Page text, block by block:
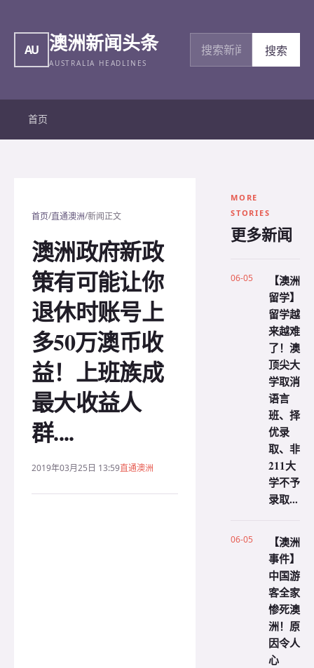
AU 澳洲新闻头条
AUSTRALIA HEADLINES
搜索新闻
搜索
首页
首页/直通澳洲/新闻正文
澳洲政府新政
策有可能让你
退休时账号上
多50万澳币收
益！上班族成
最大收益人
群....
2019年03月25日 13:59直通澳洲
MORE
STORIES
更多新闻
06-05
【澳洲
留学】
留学越
来越难
了！澳
顶尖大
学取消
语言
班、择
优录
取、非
211大
学不予
录取...
06-05
【澳洲
事件】
中国游
客全家
惨死澳
洲！原
因令人
心